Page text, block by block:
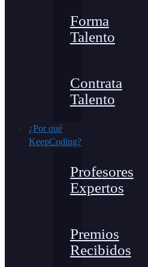
Forma
Talento
Contrata
Talento
¿Por qué
KeepCoding?
Profesores
Expertos
Premios
Recibidos